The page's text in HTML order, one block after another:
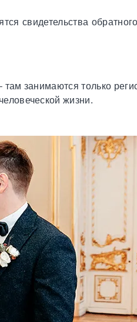
свидетельства
занимаются только
жизни.